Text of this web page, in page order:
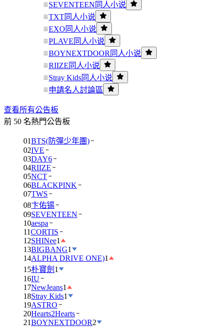
SEVENTEEN同人小说
TXT同人小说
EXO同人小说
PLAVE同人小说
BOYNEXTDOOR同人小说
RIIZE同人小说
Stray Kids同人小说
申請名人討論區
查看所有公告板
前 50 名熱門公告板
01BTS(防彈少年團)
02IVE
03DAY6
04RIIZE
05NCT
06BLACKPINK
07TWS
08卞佑锡
09SEVENTEEN
10aespa
11CORTIS
12SHINee1
13BIGBANG1
14ALPHA DRIVE ONE)1
15朴寶劍 1
16IU
17NewJeans1
18Stray Kids1
19ASTRO
20Hearts2Hearts
21BOYNEXTDOOR2